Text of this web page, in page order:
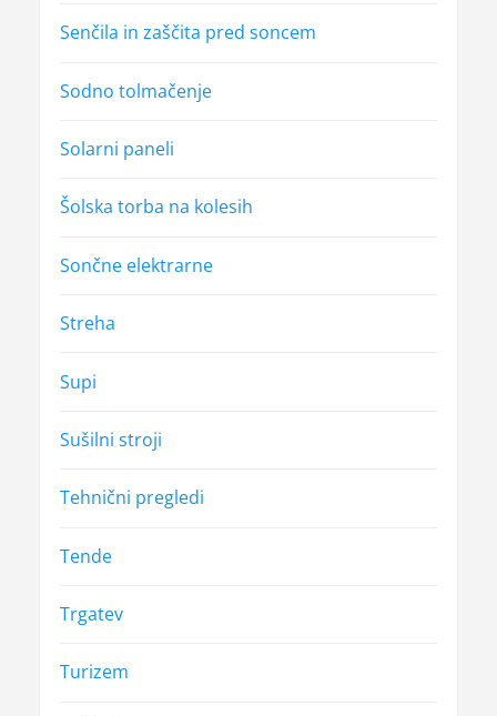
Senčila in zaščita pred soncem
Sodno tolmačenje
Solarni paneli
Šolska torba na kolesih
Sončne elektrarne
Streha
Supi
Sušilni stroji
Tehnični pregledi
Tende
Trgatev
Turizem